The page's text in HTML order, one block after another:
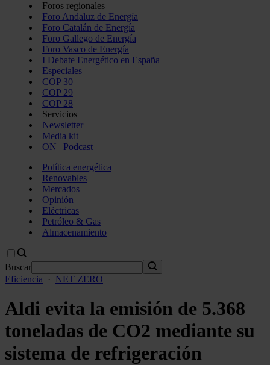
Foros regionales
Foro Andaluz de Energía
Foro Catalán de Energía
Foro Gallego de Energía
Foro Vasco de Energía
I Debate Energético en España
Especiales
COP 30
COP 29
COP 28
Servicios
Newsletter
Media kit
ON | Podcast
Política energética
Renovables
Mercados
Opinión
Eléctricas
Petróleo & Gas
Almacenamiento
Buscar
Eficiencia
· NET ZERO
Aldi evita la emisión de 5.368
toneladas de CO2 mediante su
sistema de refrigeración